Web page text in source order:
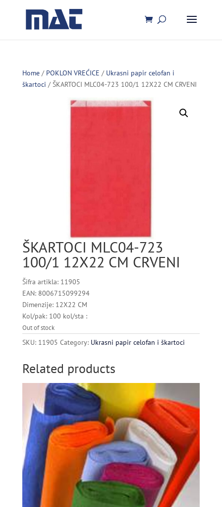
Home/ POKLON VREĆICE / Ukrasni papir celofan i
škartoci / ŠKARTOCI MLC04-723 100/1 12X22 CM CRVENI
ŠKARTOCI MLC04-723
100/1 12X22 CM CRVENI
Šifra artikla: 11905
EAN: 8006715099294
Dimenzije: 12X22 CM
Kol/pak: 100 kol/sta :
Out of stock
SKU: 11905 Category: Ukrasni papir celofan i škartoci
Related products